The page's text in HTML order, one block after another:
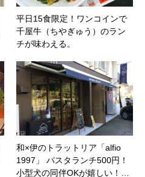
平日15食限定！ワンコインで
千屋牛（ちやぎゅう）のラン
チが味わえる。
和×伊のトラットリア「alfio
1997」 パスタランチ500円！
小型犬の同伴OKが嬉しい！…